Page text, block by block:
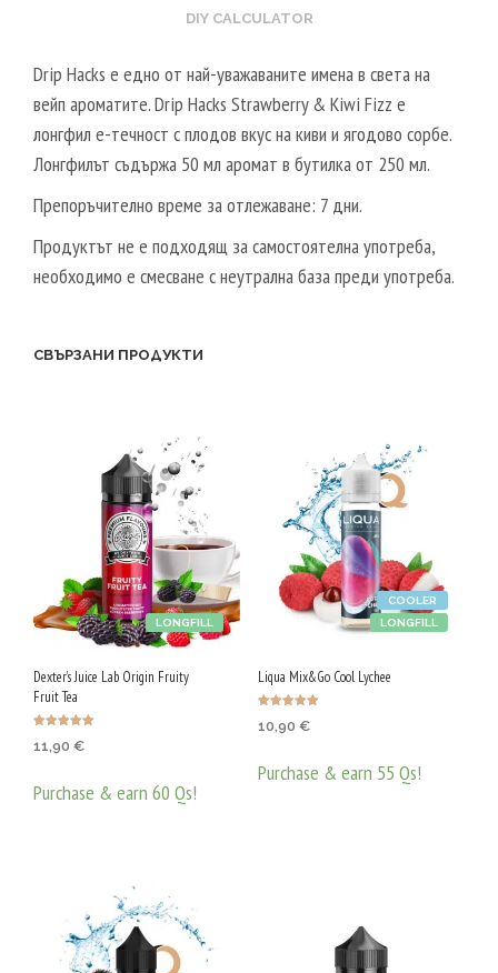
DIY CALCULATOR
Drip Hacks е едно от най-уважаваните имена в света на
вейп ароматите. Drip Hacks Strawberry & Kiwi Fizz е
лонгфил е-течност с плодов вкус на киви и ягодово сорбе.
Лонгфилът съдържа 50 мл аромат в бутилка от 250 мл.
Препоръчително време за отлежаване: 7 дни.
Продуктът не е подходящ за самостоятелна употреба,
необходимо е смесване с неутрална база преди употреба.
СВЪРЗАНИ ПРОДУКТИ
LONGFILL
Dexter’s Juice Lab Origin Fruity
Fruit Tea
5.00
11,90 €
Purchase & earn 60 Qs!
LONGFILL
COOLER
Liqua Mix&Go Cool Lychee
5.00
10,90 €
Purchase & earn 55 Qs!